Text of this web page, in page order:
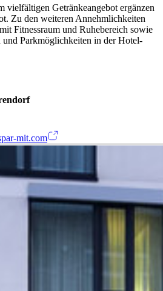
vielfältigen Getränkeangebot ergänzen
Zu den weiteren Annehmlichkeiten
Fitnessraum und Ruhebereich sowie
und Parkmöglichkeiten in der Hotel-
mit.com